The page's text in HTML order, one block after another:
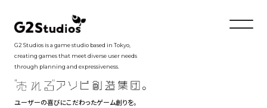
G2 Studios is a game studio based in Tokyo,
creating games that meet diverse user needs
through planning and expressiveness.
ユーザーの喜びにこだわったゲーム創りを。